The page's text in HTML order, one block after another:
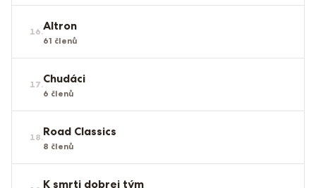
16.Altron
61 členů
17.Chudáci
6 členů
18.Road Classics
8 členů
K smrti dobrej tým